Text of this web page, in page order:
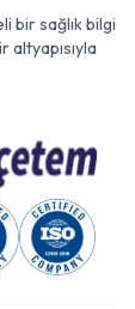
bir sağlık bilgi